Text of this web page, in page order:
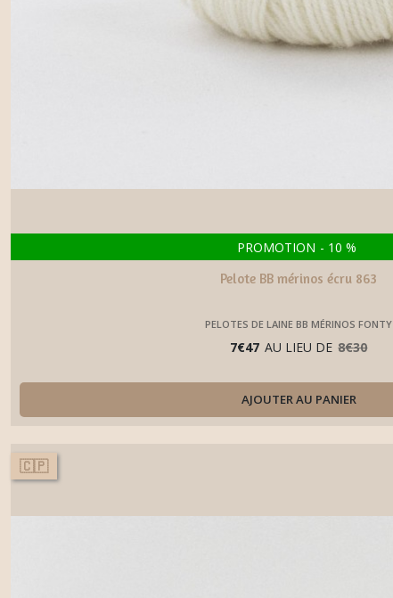
PROMOTION - 10 %
Pelote BB mérinos écru 863
PELOTES DE LAINE BB MÉRINOS FONTY
7€47 AU LIEU DE 8€30
AJOUTER AU PANIER
🇨🇵